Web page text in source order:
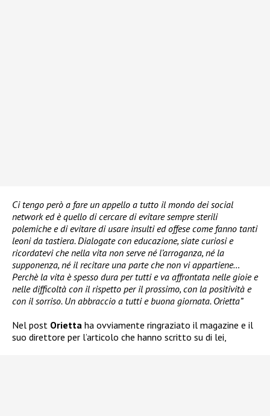
Ci tengo però a fare un appello a tutto il mondo dei social
network ed è quello di cercare di evitare sempre sterili
polemiche e di evitare di usare insulti ed offese come fanno tanti
leoni da tastiera. Dialogate con educazione, siate curiosi e
ricordatevi che nella vita non serve né l’arroganza, né la
supponenza, né il recitare una parte che non vi appartiene…
Perchè la vita è spesso dura per tutti e va affrontata nelle gioie e
nelle difficoltà con il rispetto per il prossimo, con la positività e
con il sorriso. Un abbraccio a tutti e buona giornata. Orietta”
Nel post Orietta ha ovviamente ringraziato il magazine e il
suo direttore per l’articolo che hanno scritto su di lei,